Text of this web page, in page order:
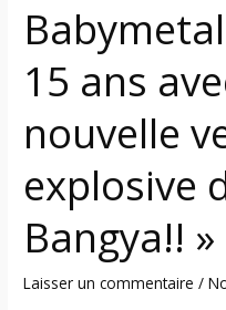
15 ans
nouvelle
explosive
Bangya!! »
Laisser un commentaire /
Bangya!! »